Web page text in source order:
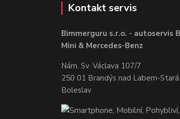
Kontakt servis
Bimmerguru s.r.o. - autoservis
Mini & Mercedes-Benz
Nám. Sv. Václava 107/7
250 01 Brandýs nad Labem-Stará
Boleslav